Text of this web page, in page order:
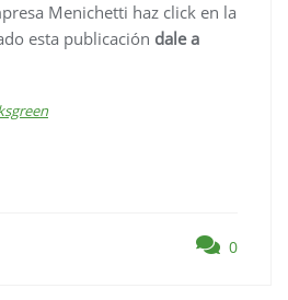
Menichetti haz click en la
esta publicación dale a
0